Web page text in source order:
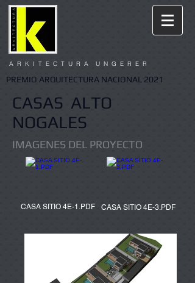
A R K I T E C T U R A U N G E R E R
PREMIO ARQUITECTURA NACIONAL 2021
CASAS ALTO
NOGALES
IMAGENES DEL PROYECTO
CASA SITIO 4E-1.PDF CASA SITIO 4E-3.PDF